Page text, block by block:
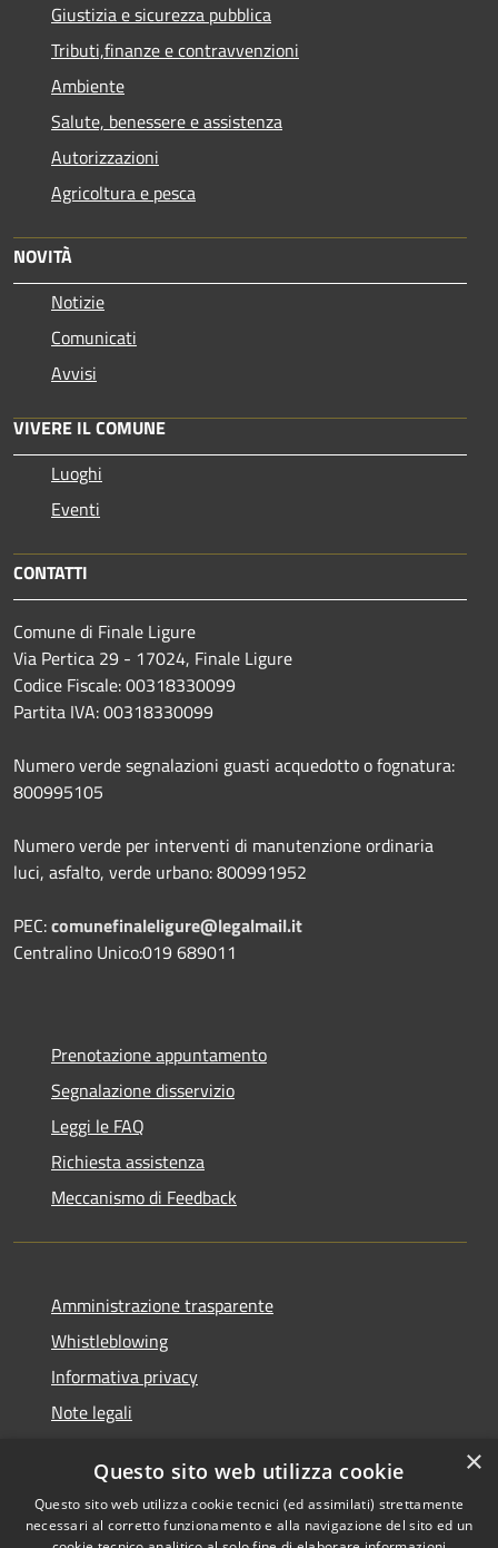
Giustizia e sicurezza pubblica
Tributi,finanze e contravvenzioni
Ambiente
Salute, benessere e assistenza
Autorizzazioni
Agricoltura e pesca
NOVITÀ
Notizie
Comunicati
Avvisi
VIVERE IL COMUNE
Luoghi
Eventi
CONTATTI
Comune di Finale Ligure
Via Pertica 29 - 17024, Finale Ligure
Codice Fiscale: 00318330099
Partita IVA: 00318330099
Numero verde segnalazioni guasti acquedotto o fognatura:
800995105
Numero verde per interventi di manutenzione ordinaria
luci, asfalto, verde urbano: 800991952
PEC:comunefinaleligure@legalmail.it
Centralino Unico:019 689011
Prenotazione appuntamento
Segnalazione disservizio
Leggi le FAQ
Richiesta assistenza
Meccanismo di Feedback
Amministrazione trasparente
Whistleblowing
Informativa privacy
Note legali
Segnalazioni di inaccessibilità
×
Questo sito web utilizza cookie
Questo sito web utilizza cookie tecnici (ed assimilati) strettamente
necessari al corretto funzionamento e alla navigazione del sito ed un